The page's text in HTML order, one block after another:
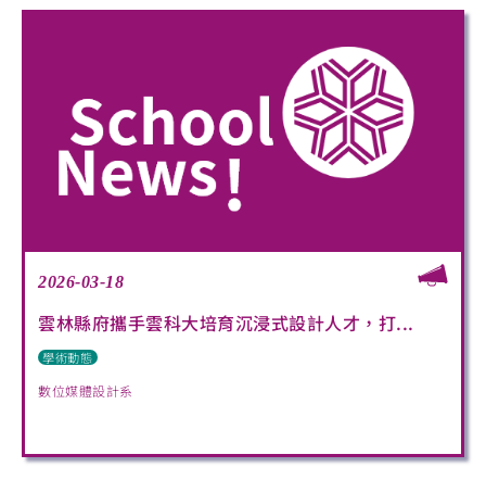
2026-03-18
雲林縣府攜手雲科大培育沉浸式設計人才，打...
學術動態
數位媒體設計系